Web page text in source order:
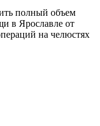
полный объем
в Ярославле от
на челюстях